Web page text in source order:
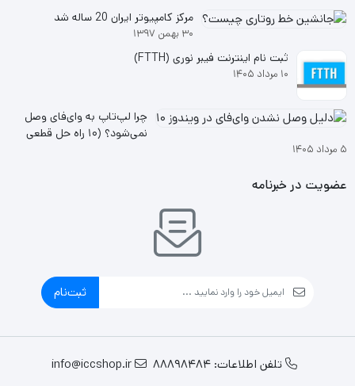
مرکز کامپیوتر ایران 20 ساله شد
۳۰ بهمن ۱۳۹۷
ثبت نام اینترنت فیبر نوری (FTTH)
۱۰ مرداد ۱۴۰۵
چرا لپ‌تاپ به وای‌فای وصل
نمی‌شود؟ (۱۰ راه حل قطعی
۵ مرداد ۱۴۰۵
عضویت در خبرنامه
ثبت‌نام
تلفن اطلاعات: 88898484 info@iccshop.ir